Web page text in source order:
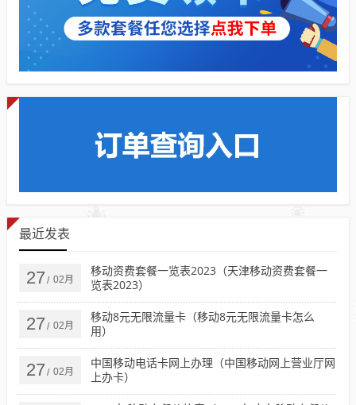
最近发表
27 / 02月
移动资费套餐一览表2023（天津移动资费套餐一
览表2023）
27 / 02月
移动8元无限流量卡（移动8元无限流量卡怎么
用）
27 / 02月
中国移动电话卡网上办理（中国移动网上营业厅网
上办卡）